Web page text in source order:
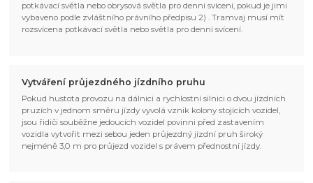
potkávací světla nebo obrysová světla pro denní svícení, pokud je jimi
vybaveno podle zvláštního právního předpisu 2) . Tramvaj musí mít
rozsvícena potkávací světla nebo světla pro denní svícení.
Vytváření průjezdného jízdního pruhu
Pokud hustota provozu na dálnici a rychlostní silnici o dvou jízdních
pruzích v jednom směru jízdy vyvolá vznik kolony stojících vozidel,
jsou řidiči souběžne jedoucích vozidel povinni před zastavením
vozidla vytvořit mezi sebou jeden průjezdný jízdní pruh široký
nejméně 3,0 m pro průjezd vozidel s právem přednostní jízdy.